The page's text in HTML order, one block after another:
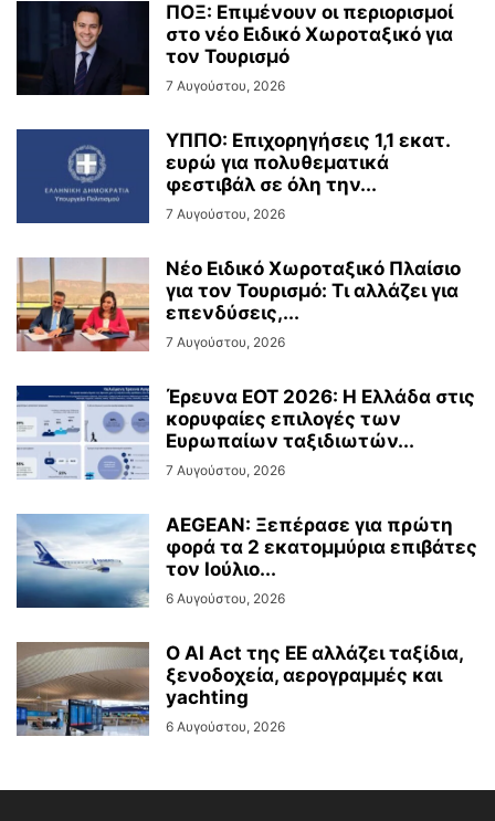
ΠΟΞ: Επιμένουν οι περιορισμοί
στο νέο Ειδικό Χωροταξικό για
τον Τουρισμό
7 Αυγούστου, 2026
ΥΠΠΟ: Επιχορηγήσεις 1,1 εκατ.
ευρώ για πολυθεματικά
φεστιβάλ σε όλη την...
7 Αυγούστου, 2026
Νέο Ειδικό Χωροταξικό Πλαίσιο
για τον Τουρισμό: Τι αλλάζει για
επενδύσεις,...
7 Αυγούστου, 2026
Έρευνα ΕΟΤ 2026: Η Ελλάδα στις
κορυφαίες επιλογές των
Ευρωπαίων ταξιδιωτών...
7 Αυγούστου, 2026
AEGEAN: Ξεπέρασε για πρώτη
φορά τα 2 εκατομμύρια επιβάτες
τον Ιούλιο...
6 Αυγούστου, 2026
Ο AI Act της ΕΕ αλλάζει ταξίδια,
ξενοδοχεία, αερογραμμές και
yachting
6 Αυγούστου, 2026